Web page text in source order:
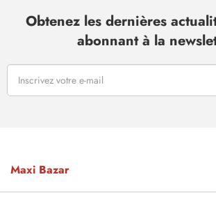
Obtenez les dernières
abonnant à la
Maxi Bazar